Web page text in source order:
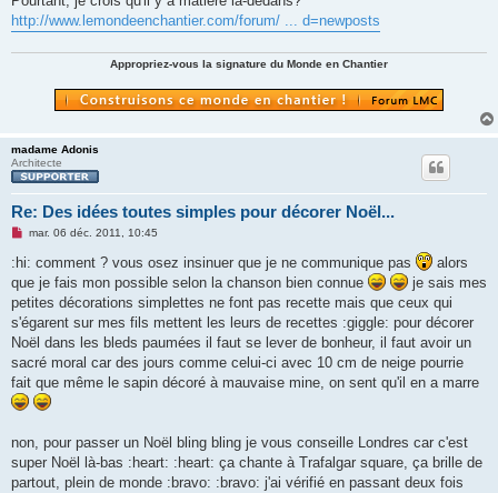
l
http://www.lemondeenchantier.com/forum/ ... d=newposts
Appropriez-vous la signature du Monde en Chantier
madame Adonis
Architecte
Re: Des idées toutes simples pour décorer Noël...
M
s
s
a
g
e
n
o
n
l
u
mar. 06 déc. 2011, 10:45
:hi: comment ? vous osez insinuer que je ne communique pas
alors
que je fais mon possible selon la chanson bien connue
je sais mes
petites décorations simplettes ne font pas recette mais que ceux qui
s'égarent sur mes fils mettent les leurs de recettes :giggle: pour décorer
Noël dans les bleds paumées il faut se lever de bonheur, il faut avoir un
sacré moral car des jours comme celui-ci avec 10 cm de neige pourrie
fait que même le sapin décoré à mauvaise mine, on sent qu'il en a marre
non, pour passer un Noël bling bling je vous conseille Londres car c'est
super Noël là-bas :heart: :heart: ça chante à Trafalgar square, ça brille de
partout, plein de monde :bravo: :bravo: j'ai vérifié en passant deux fois